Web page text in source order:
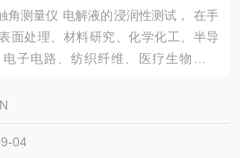
角测量仪 电解液的浸润性测试， 在手
面处理、材料研究、化学化工、半导
子电路、纺织纤维、医疗生物等领
04